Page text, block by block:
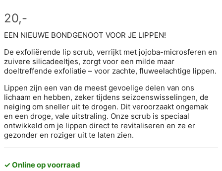
20,-
EEN NIEUWE BONDGENOOT VOOR JE LIPPEN!
De exfoliërende lip scrub, verrijkt met jojoba-microsferen en
zuivere silicadeeltjes, zorgt voor een milde maar
doeltreffende exfoliatie – voor zachte, fluweelachtige lippen.
Lippen zijn een van de meest gevoelige delen van ons
lichaam en hebben, zeker tijdens seizoenswisselingen, de
neiging om sneller uit te drogen. Dit veroorzaakt ongemak
en een droge, vale uitstraling. Onze scrub is speciaal
ontwikkeld om je lippen direct te revitaliseren en ze er
gezonder en roziger uit te laten zien.
✓ Online op voorraad